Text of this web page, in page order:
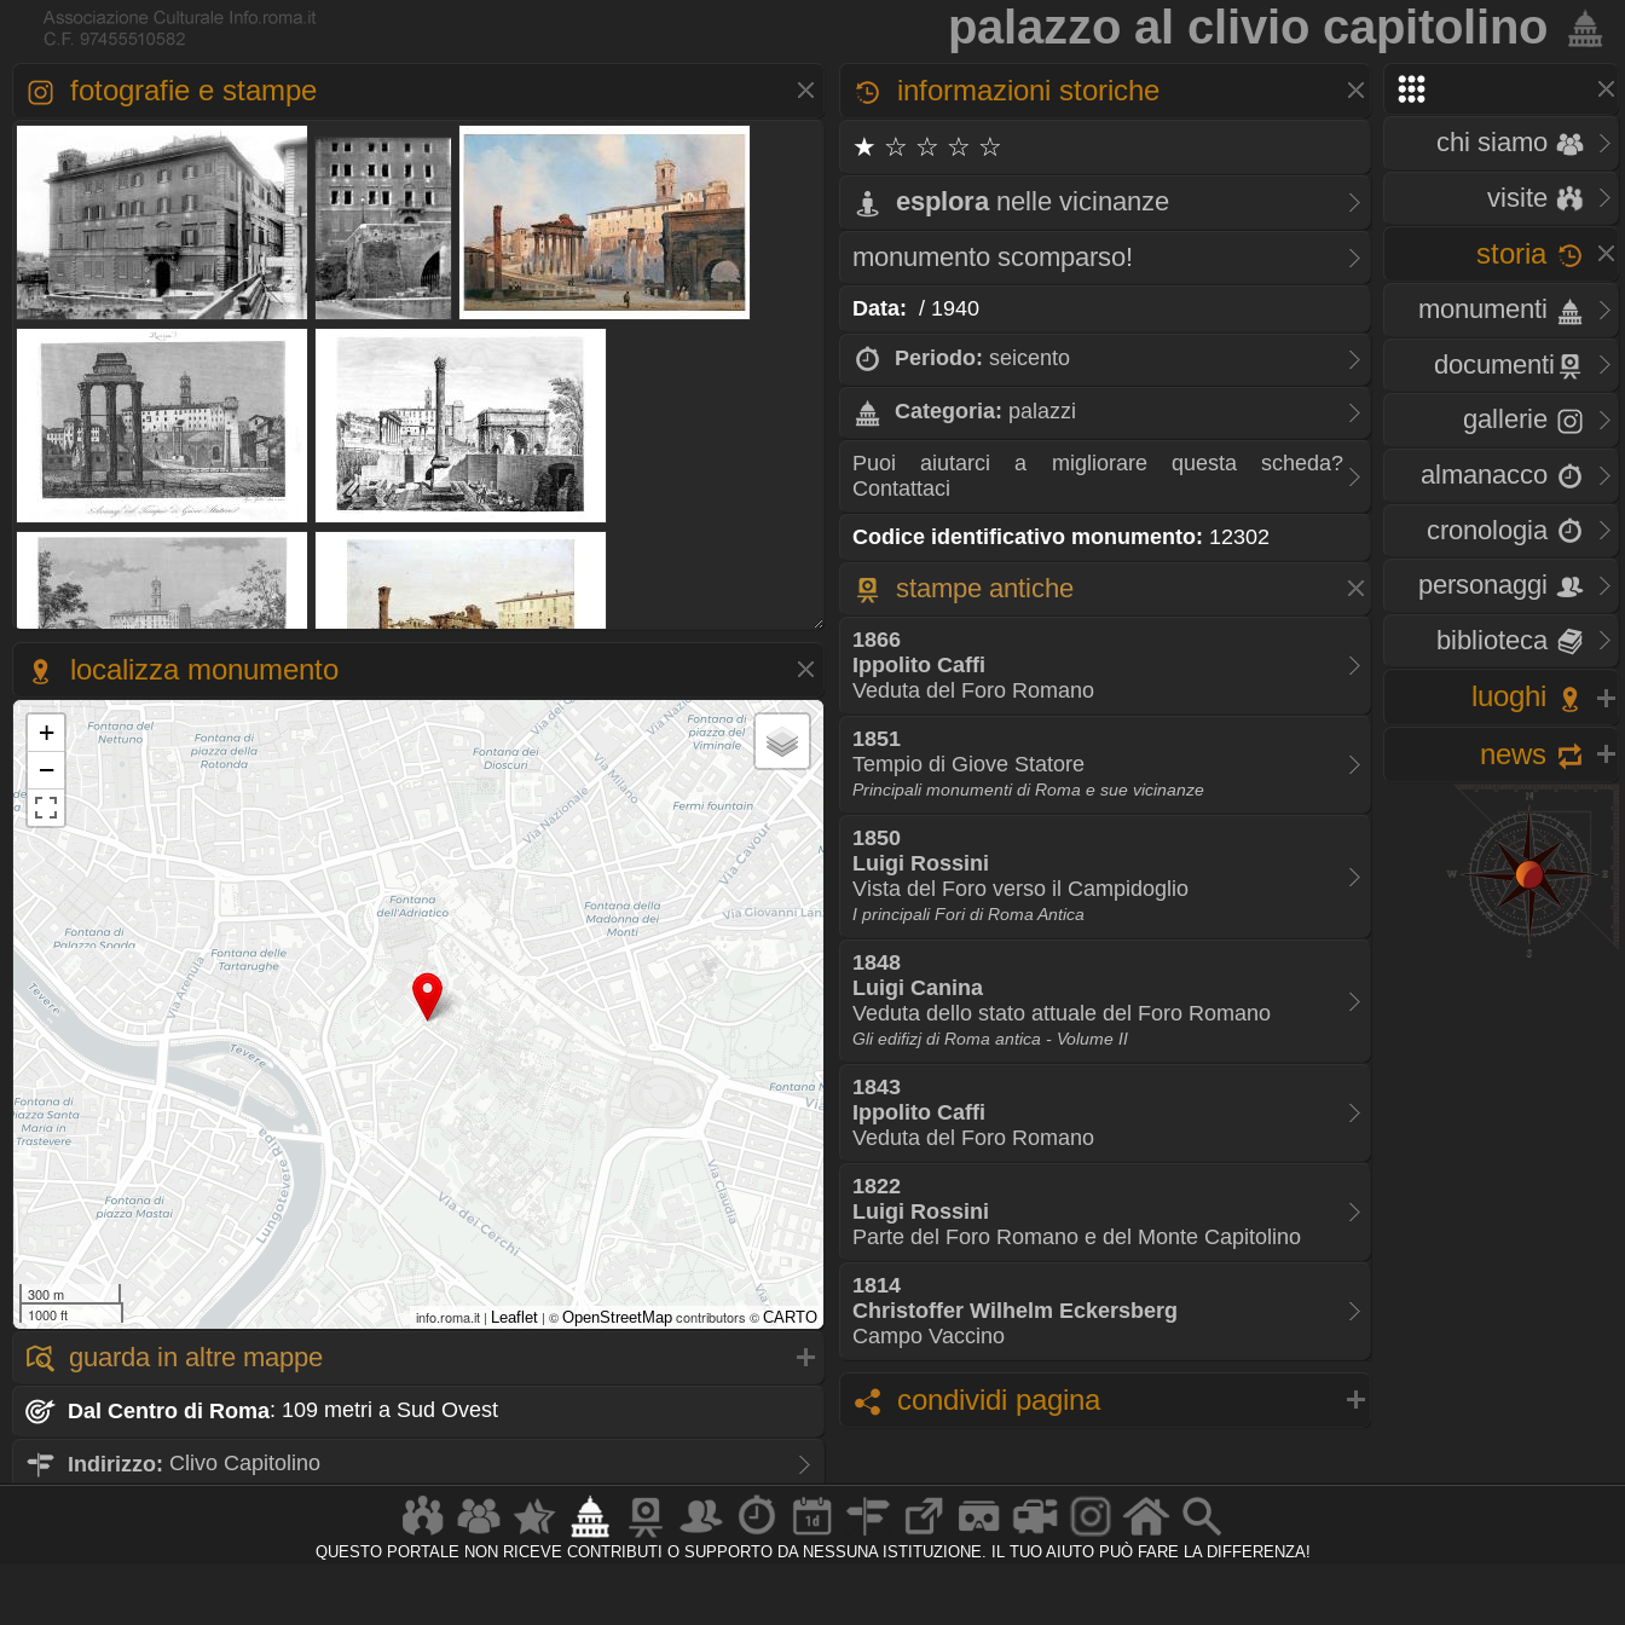
palazzo al clivio capitolino
chi siamo
visite
storia
monumenti
documenti
gallerie
almanacco
cronologia
personaggi
biblioteca
luoghi
news
fotografie e stampe
localizza monumento
+
−
300 m
1000 ft
info.roma.it | Leaflet | © OpenStreetMap contributors © CARTO
guarda in altre mappe
Dal Centro di Roma: 109 metri a Sud Ovest
Indirizzo: Clivo Capitolino
informazioni storiche
★ ☆ ☆ ☆ ☆
esplora nelle vicinanze
monumento scomparso!
Data: / 1940
Periodo: seicento
Categoria: palazzi
Puoi aiutarci a migliorare questa scheda?
Contattaci
Codice identificativo monumento: 12302
stampe antiche
1866
Ippolito Caffi
Veduta del Foro Romano
1851
Tempio di Giove Statore
Principali monumenti di Roma e sue vicinanze
1850
Luigi Rossini
Vista del Foro verso il Campidoglio
I principali Fori di Roma Antica
1848
Luigi Canina
Veduta dello stato attuale del Foro Romano
Gli edifizj di Roma antica - Volume II
1843
Ippolito Caffi
Veduta del Foro Romano
1822
Luigi Rossini
Parte del Foro Romano e del Monte Capitolino
1814
Christoffer Wilhelm Eckersberg
Campo Vaccino
condividi pagina
QUESTO PORTALE NON RICEVE CONTRIBUTI O SUPPORTO DA NESSUNA ISTITUZIONE. IL TUO AIUTO PUÒ FARE LA DIFFERENZA!